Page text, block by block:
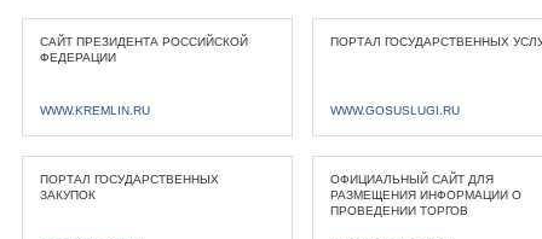
САЙТ ПРЕЗИДЕНТА РОССИЙСКОЙ
ФЕДЕРАЦИИ
WWW.KREMLIN.RU
ПОРТАЛ ГОСУДАРСТВЕННЫХ
WWW.GOSUSLUGI.RU
ПОРТАЛ ГОСУДАРСТВЕННЫХ
ЗАКУПОК
ОФИЦИАЛЬНЫЙ САЙТ ДЛЯ
РАЗМЕЩЕНИЯ ИНФОРМАЦИИ О
ПРОВЕДЕНИИ ТОРГОВ